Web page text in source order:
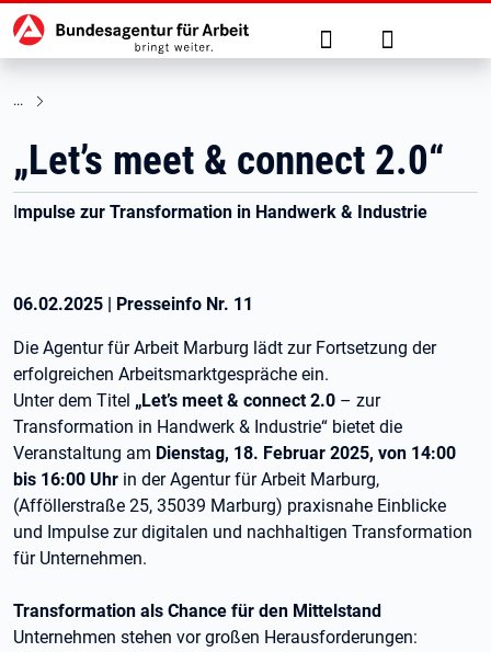
zu den Hauptinhalten springen
Hauptnavigation Suche Anmelden
„Let’s meet & connect 2.0“
Impulse zur Transformation in Handwerk & Industrie
06.02.2025 | Presseinfo Nr. 11
Die Agentur für Arbeit Marburg lädt zur Fortsetzung der
erfolgreichen Arbeitsmarktgespräche ein.
Unter dem Titel „Let’s meet & connect 2.0 – zur
Transformation in Handwerk & Industrie“ bietet die
Veranstaltung am Dienstag, 18. Februar 2025, von 14:00
bis 16:00 Uhr in der Agentur für Arbeit Marburg,
(Afföllerstraße 25, 35039 Marburg) praxisnahe Einblicke
und Impulse zur digitalen und nachhaltigen Transformation
für Unternehmen.
Transformation als Chance für den Mittelstand
Unternehmen stehen vor großen Herausforderungen: